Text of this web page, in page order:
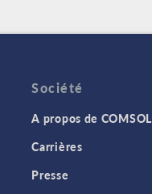
Société
A propos de COMSOL
Carrières
Presse